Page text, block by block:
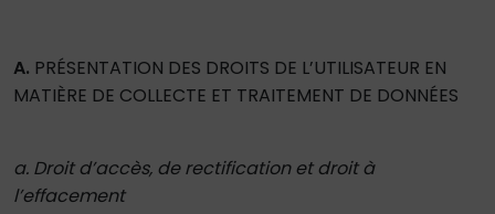
A. PRÉSENTATION DES DROITS DE L’UTILISATEUR EN
MATIÈRE DE COLLECTE ET TRAITEMENT DE DONNÉES
a. Droit d’accès, de rectification et droit à
l’effacement